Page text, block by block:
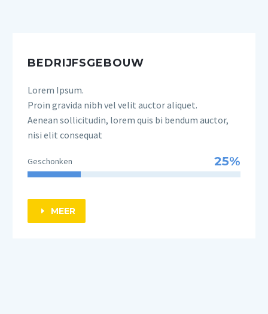
BEDRIJFSGEBOUW
Lorem Ipsum.
Proin gravida nibh vel velit auctor aliquet.
Aenean sollicitudin, lorem quis bi bendum auctor,
nisi elit consequat
Geschonken 25%
E MEER